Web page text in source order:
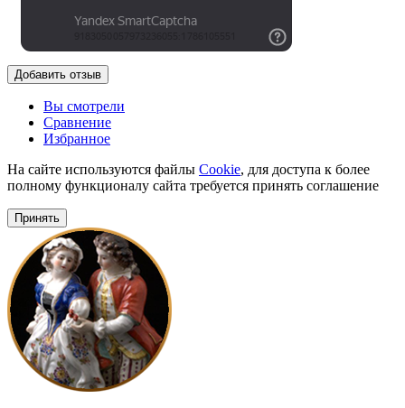
Добавить отзыв
Вы смотрели
Сравнение
Избранное
На сайте используются файлы Cookie, для доступа к более
полному функционалу сайта требуется принять соглашение
Принять